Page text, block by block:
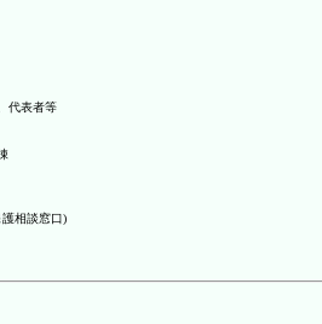
代表者等
相談窓口)